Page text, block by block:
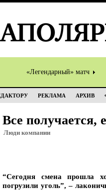
«Легендарный» матч
РЕКЛАМА АРХИВ
Все получается,
Люди компании
“Сегодня смена прошла
погрузили уголь”, –